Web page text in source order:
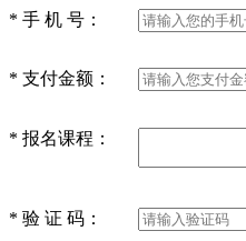
* 手 机 号：
* 支付金额：
* 报名课程：
* 验 证 码：